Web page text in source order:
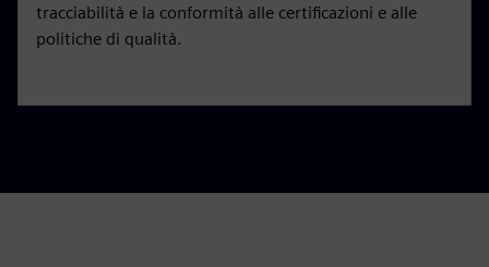
tracciabilità e la conformità alle certificazioni e alle
politiche di qualità.